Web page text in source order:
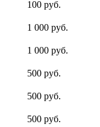
100 руб.
1 000 руб.
1 000 руб.
500 руб.
500 руб.
500 руб.